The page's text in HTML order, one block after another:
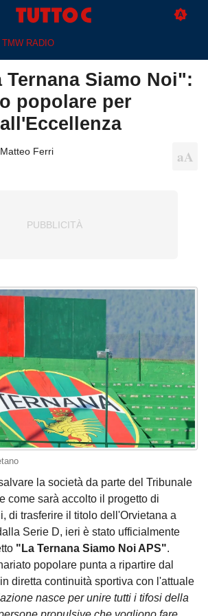
TMW RADIO
Ternana Siamo Noi":
popolare per
Matteo Ferri
la società da parte del Tribunale
come sarà accolto il progetto di
di trasferire il titolo dell'Orvietana a
Serie D, ieri è stato ufficialmente
"La Ternana Siamo Noi APS".
popolare punta a ripartire dal
diretta continuità sportiva con l'attuale
nasce per unire tutti i tifosi della